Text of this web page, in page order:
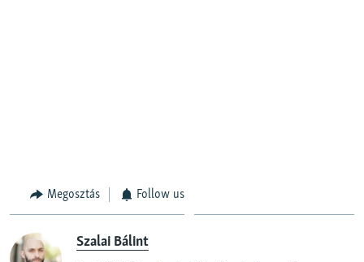
Megosztás Follow us
Szalai Bálint